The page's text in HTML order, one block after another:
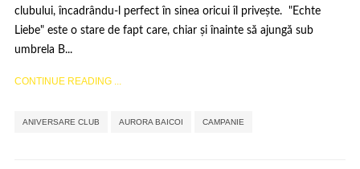
clubului, încadrându-l perfect în sinea oricui îl privește. "Echte
Liebe" este o stare de fapt care, chiar și înainte să ajungă sub
umbrela B...
CONTINUE READING ...
ANIVERSARE CLUB AURORA BAICOI CAMPANIE